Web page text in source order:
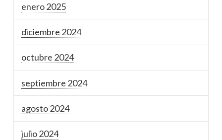
enero 2025
diciembre 2024
octubre 2024
septiembre 2024
agosto 2024
julio 2024